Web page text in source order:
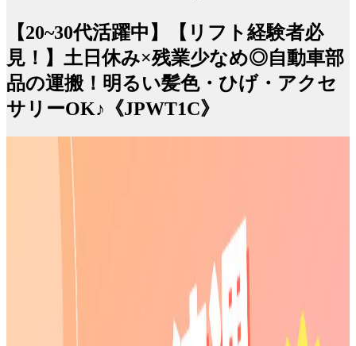
【20~30代活躍中】【リフト経験者必
見！】土日休み×残業少なめ◎自動車部
品の運搬！明るい髪色・ひげ・アクセ
サリーOK♪《JPWT1C》